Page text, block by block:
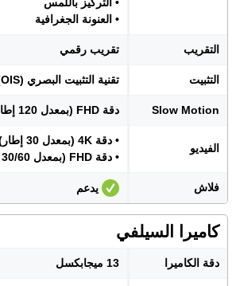
• العنونة الجغرافية
التقريب تقريب رقمي
التثبيت تقنية التثبيت البصري (OIS)
Slow Motion دقة FHD (بمعدل 120 إطار)
الفيديو
• دقة 4K (بمعدل 30 إطار)
• دقة FHD (بمعدل 30/60 إطار)
فلاش يدعم
كاميرا السيلفي
دقة الكاميرا 13 ميجابكسل